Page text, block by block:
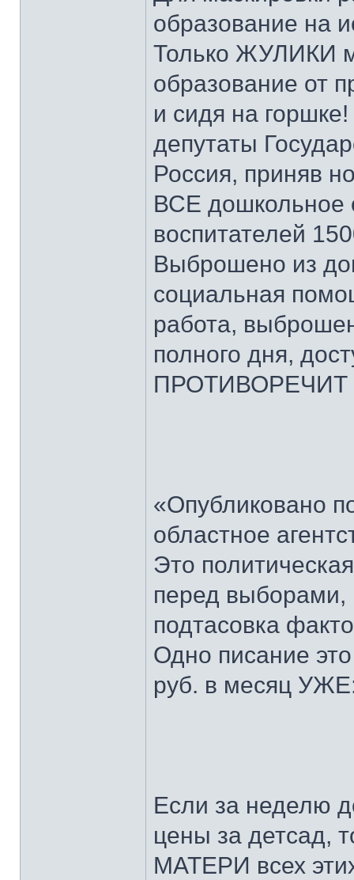
образование на
Только ЖУЛИКИ
образование от
и сидя на
депутаты
Россия, приняв
ВСЕ дошкольное
воспитателей
Выброшено из
социальная
работа,
полного дня,
«Опубликовано
областное
Это
перед
подтасовка
Одно писание
руб. в месяц
Если за неделю
цены за
МАТЕРИ всех